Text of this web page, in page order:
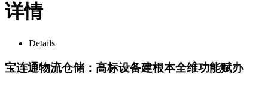
详情
Details
宝连通物流仓储：高标设备建根本全维功能赋办